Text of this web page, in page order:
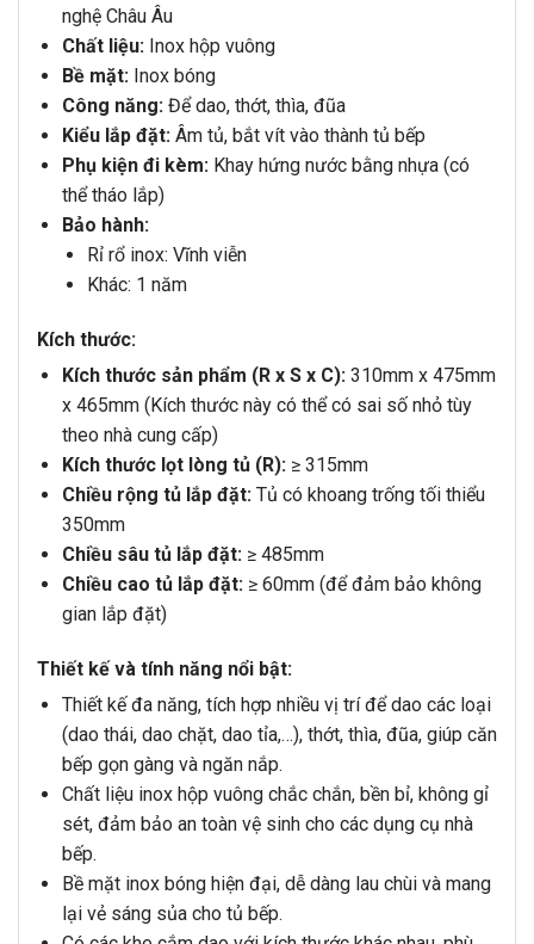
nghệ Châu Âu
Chất liệu:Inox hộp vuông
Bề mặt:Inox bóng
Công năng:Để dao, thớt, thìa, đũa
Kiểu lắp đặt:Âm tủ, bắt vít vào thành tủ bếp
Phụ kiện đi kèm:Khay hứng nước bằng nhựa (có
thể tháo lắp)
Bảo hành:
Rỉ rổ inox: Vĩnh viễn
Khác: 1 năm
Kích thước:
Kích thước sản phẩm (R x S x C):310mm x 475mm
x 465mm (Kích thước này có thể có sai số nhỏ tùy
theo nhà cung cấp)
Kích thước lọt lòng tủ (R):≥ 315mm
Chiều rộng tủ lắp đặt:Tủ có khoang trống tối thiểu
350mm
Chiều sâu tủ lắp đặt:≥ 485mm
Chiều cao tủ lắp đặt:≥ 60mm (để đảm bảo không
gian lắp đặt)
Thiết kế và tính năng nổi bật:
Thiết kế đa năng, tích hợp nhiều vị trí để dao các loại
(dao thái, dao chặt, dao tỉa,…), thớt, thìa, đũa, giúp căn
bếp gọn gàng và ngăn nắp.
Chất liệu inox hộp vuông chắc chắn, bền bỉ, không gỉ
sét, đảm bảo an toàn vệ sinh cho các dụng cụ nhà
bếp.
Bề mặt inox bóng hiện đại, dễ dàng lau chùi và mang
lại vẻ sáng sủa cho tủ bếp.